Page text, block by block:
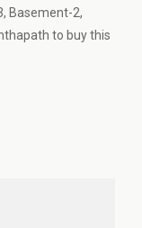
Basement-2,
to buy this